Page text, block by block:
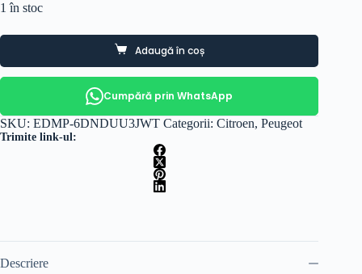
1 în stoc
Adaugă în coș
Cumpără prin WhatsApp
SKU: EDMP-6DNDUU3JWT Categorii: Citroen, Peugeot
Trimite link-ul:
Descriere